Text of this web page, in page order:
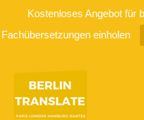
Kostenloses Angebot für
Fachübersetzungen einholen
springen